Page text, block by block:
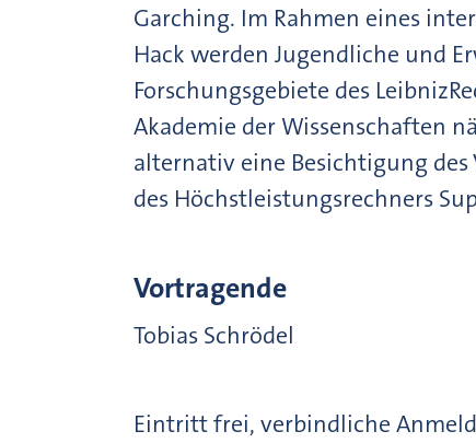
Garching. Im Rahmen eines
Hack werden Jugendliche und
Forschungsgebiete des
Akademie der Wissenschaften
alternativ eine Besichtigung des
des Höchstleistungsrechners
Vortragende
Tobias Schrödel
Eintritt frei, verbindliche